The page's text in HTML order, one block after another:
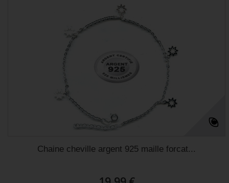
Chaine cheville argent 925 maille forcat...